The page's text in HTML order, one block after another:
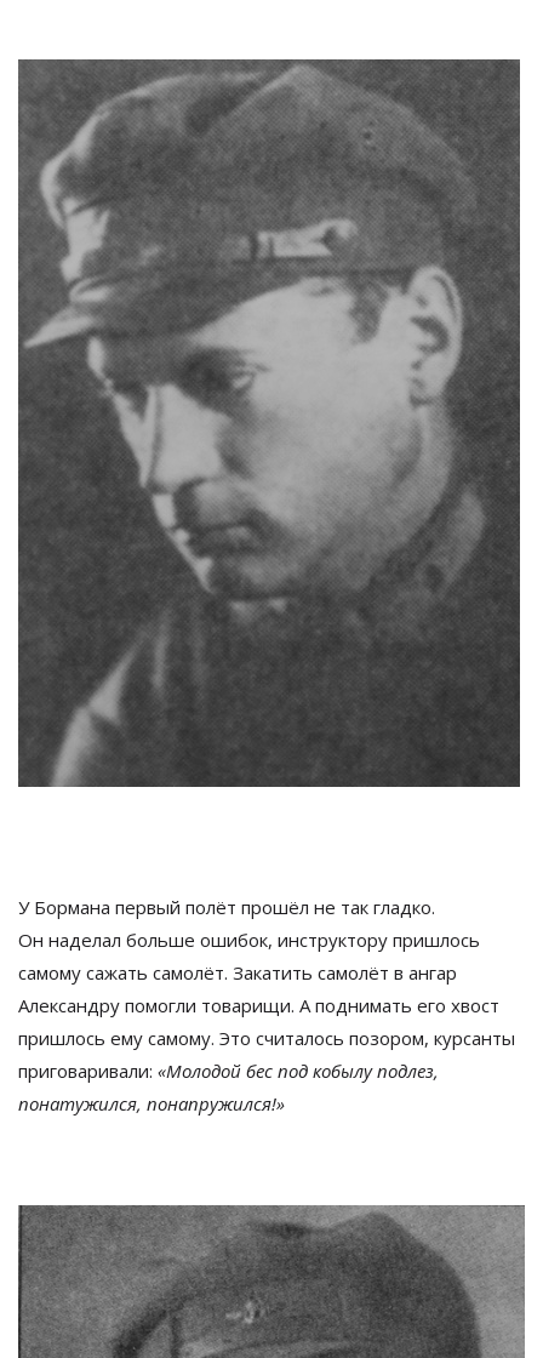
У Бормана первый полёт прошёл не так гладко.
Он наделал больше ошибок, инструктору пришлось
самому сажать самолёт. Закатить самолёт в ангар
Александру помогли товарищи. А поднимать его хвост
пришлось ему самому. Это считалось позором, курсанты
приговаривали: «Молодой бес под кобылу подлез,
понатужился, понапружился!»